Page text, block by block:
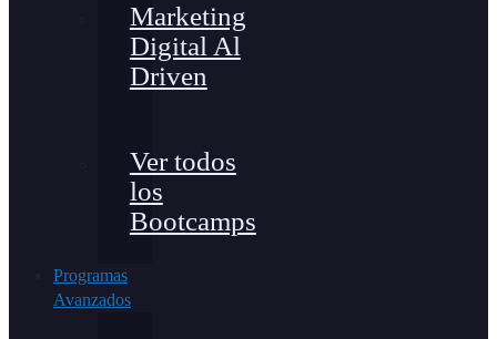
Marketing
Digital Al
Driven
Ver todos
los
Bootcamps
Programas
Avanzados